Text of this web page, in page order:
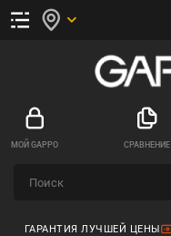
МОЙ GAPPO СРАВНЕНИЕ
ГАРАНТИЯ ЛУЧШЕЙ ЦЕНЫ